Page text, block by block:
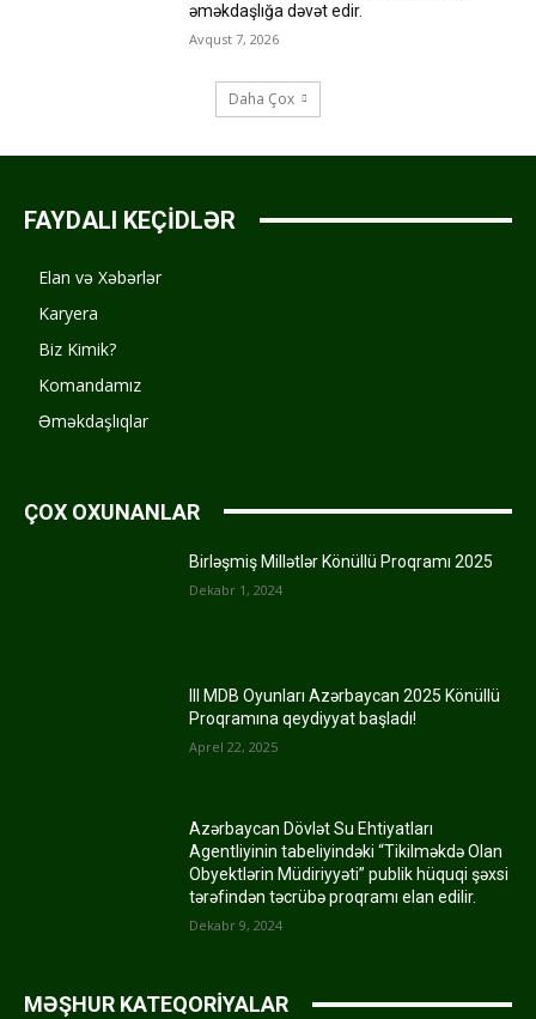
əməkdaşlığa dəvət edir.
Avqust 7, 2026
Daha Çox
FAYDALI KEÇİDLƏR
Elan və Xəbərlər
Karyera
Biz Kimik?
Komandamız
Əməkdaşlıqlar
ÇOX OXUNANLAR
Birləşmiş Millətlər Könüllü Proqramı 2025
Dekabr 1, 2024
III MDB Oyunları Azərbaycan 2025 Könüllü
Proqramına qeydiyyat başladı!
Aprel 22, 2025
Azərbaycan Dövlət Su Ehtiyatları
Agentliyinin tabeliyindəki “Tikilməkdə Olan
Obyektlərin Müdiriyyəti” publik hüquqi şəxsi
tərəfindən təcrübə proqramı elan edilir.
Dekabr 9, 2024
MƏŞHUR KATEQORİYALAR